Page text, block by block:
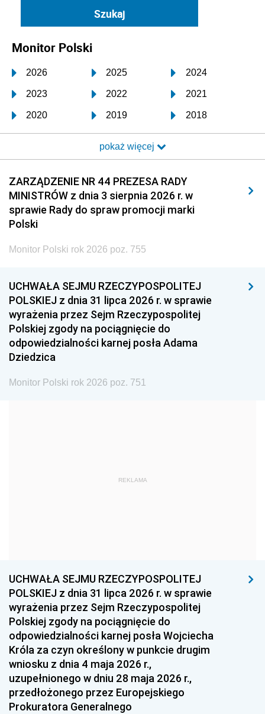
Monitor Polski
2026 2025 2024
2023 2022 2021
2020 2019 2018
2017 2016 2015
2014 2013 2012
2011 2010 2009
2008 2007 2006
2005
1996 1995 1994
1993 1992 1991
1990 1989
1987 1986 1985
1968
1954 1953 1952
1951 1950 1949
1948 1947
1939 1938 1937
1936 1930
pokaż więcej
ZARZĄDZENIE NR 44 PREZESA RADY
MINISTRÓW z dnia 3 sierpnia 2026 r. w
sprawie Rady do spraw promocji marki
Polski
Monitor Polski rok 2026 poz. 755
UCHWAŁA SEJMU RZECZYPOSPOLITEJ
POLSKIEJ z dnia 31 lipca 2026 r. w sprawie
wyrażenia przez Sejm Rzeczypospolitej
Polskiej zgody na pociągnięcie do
odpowiedzialności karnej posła Adama
Dziedzica
Monitor Polski rok 2026 poz. 751
REKLAMA
UCHWAŁA SEJMU RZECZYPOSPOLITEJ
POLSKIEJ z dnia 31 lipca 2026 r. w sprawie
wyrażenia przez Sejm Rzeczypospolitej
Polskiej zgody na pociągnięcie do
odpowiedzialności karnej posła Wojciecha
Króla za czyn określony w punkcie drugim
wniosku z dnia 4 maja 2026 r.,
uzupełnionego w dniu 28 maja 2026 r.,
przedłożonego przez Europejskiego
Prokuratora Generalnego